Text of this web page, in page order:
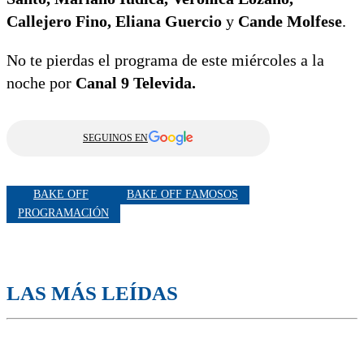
Callejero Fino, Eliana Guercio y Cande Molfese.
No te pierdas el programa de este miércoles a la
noche por Canal 9 Televida.
SEGUINOS EN
BAKE OFF
BAKE OFF FAMOSOS
PROGRAMACIÓN
LAS MÁS LEÍDAS